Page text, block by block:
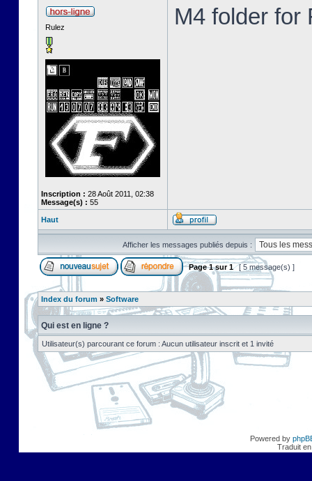
Rulez
Inscription : 28 Août 2011, 02:38
Message(s) : 55
M4 folder for
Haut
Afficher les messages publiés depuis :
Page1sur1 [ 5 message(s) ]
Index du forum » Software
Qui est en ligne ?
Utilisateur(s) parcourant ce forum : Aucun utilisateur inscrit et 1 invité
Powered by
Traduit